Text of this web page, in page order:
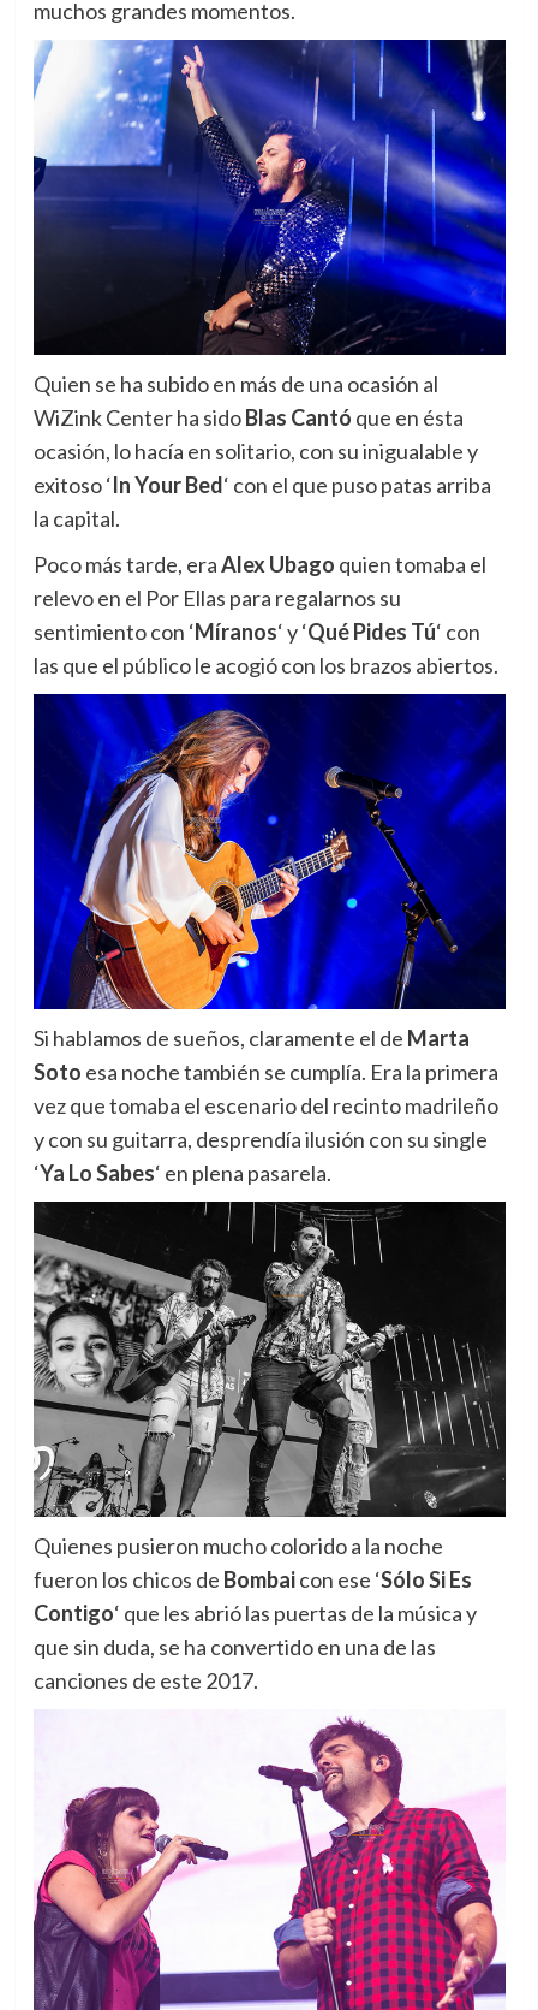
muchos grandes momentos.
Quien se ha subido en más de una ocasión al
WiZink Center ha sidoBlas Cantó que en ésta
ocasión, lo hacía en solitario, con su inigualable y
exitoso ‘In Your Bed‘ con el que puso patas arriba
la capital.
Poco más tarde, eraAlex Ubago quien tomaba el
relevo en el Por Ellas para regalarnos su
sentimiento con ‘Míranos‘ y ‘Qué Pides Tú‘ con
las que el público le acogió con los brazos abiertos.
Si hablamos de sueños, claramente el de Marta
Soto esa noche también se cumplía. Era la primera
vez que tomaba el escenario del recinto madrileño
y con su guitarra, desprendía ilusión con su single
‘Ya Lo Sabes‘ en plena pasarela.
Quienes pusieron mucho colorido a la noche
fueron los chicos de Bombaicon ese ‘Sólo Si Es
Contigo‘ que les abrió las puertas de la música y
que sin duda, se ha convertido en una de las
canciones de este 2017.